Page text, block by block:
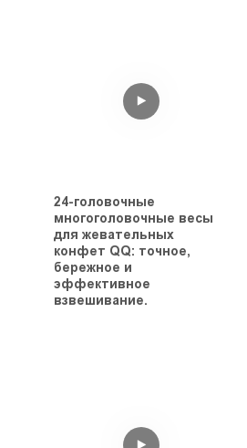
24-головочные
многоголовочные весы
для жевательных
конфет QQ: точное,
бережное и
эффективное
взвешивание.